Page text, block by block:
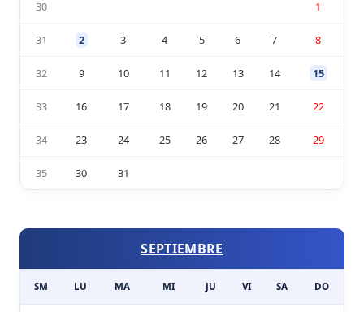
30 1
31 2 3 4 5 6 7 8
32 9 10 11 12 13 14 15
33 16 17 18 19 20 21 22
34 23 24 25 26 27 28 29
35 30 31
SEPTIEMBRE
SM LU MA MI JU VI SA DO